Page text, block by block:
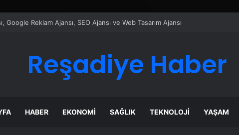
Dijital Taşımacılık Yazılımı
Reşadiye Haber
HABER EKONOMI SAĞLIK TEKNOLOJI YAŞAM